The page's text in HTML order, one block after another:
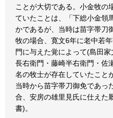
ことが大切である。小金牧の
ていたことは、「下総小金領
かであるが、当時は苗字帯刀
牧の場合、寛文6年に老中若
門に与えた覚によって(島田
長右衛門・藤崎半右衛門・佐
名の牧士が存在していたこと
当時から苗字帯刀御免であっ
合、安房の雄里見氏に仕えた
書)。